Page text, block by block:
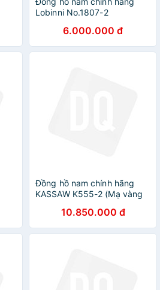
Lobinni No.1807-2
6.000.000 đ
Đồng hồ nam chính hãng
KASSAW K555-2 (Mạ vàng
10.850.000 đ